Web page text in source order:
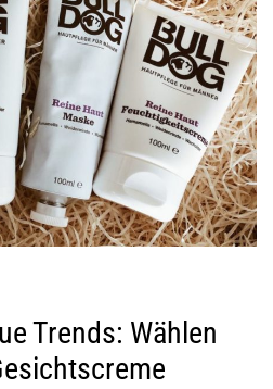
Trends: Wählen